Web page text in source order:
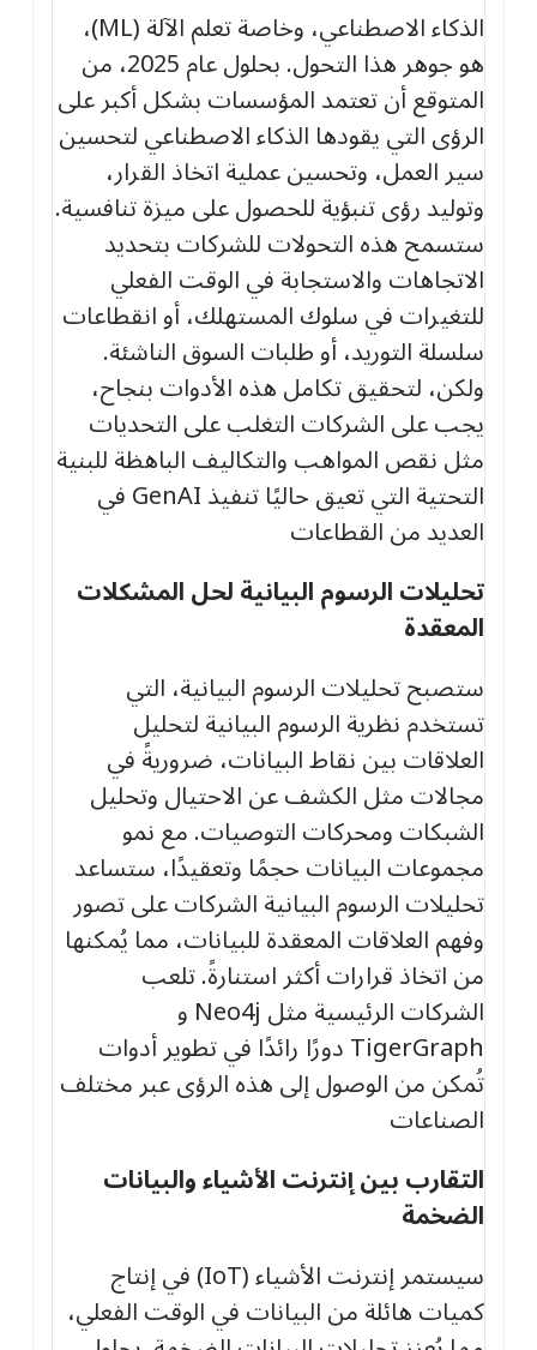
الذكاء الاصطناعي، وخاصة تعلم الآلة (ML)،
هو جوهر هذا التحول. بحلول عام 2025، من
المتوقع أن تعتمد المؤسسات بشكل أكبر على
الرؤى التي يقودها الذكاء الاصطناعي لتحسين
سير العمل، وتحسين عملية اتخاذ القرار،
وتوليد رؤى تنبؤية للحصول على ميزة تنافسية.
ستسمح هذه التحولات للشركات بتحديد
الاتجاهات والاستجابة في الوقت الفعلي
للتغيرات في سلوك المستهلك، أو انقطاعات
سلسلة التوريد، أو طلبات السوق الناشئة.
ولكن، لتحقيق تكامل هذه الأدوات بنجاح،
يجب على الشركات التغلب على التحديات
مثل نقص المواهب والتكاليف الباهظة للبنية
التحتية التي تعيق حاليًا تنفيذ GenAI في
العديد من القطاعات
تحليلات الرسوم البيانية لحل المشكلات
المعقدة
ستصبح تحليلات الرسوم البيانية، التي
تستخدم نظرية الرسوم البيانية لتحليل
العلاقات بين نقاط البيانات، ضروريةً في
مجالات مثل الكشف عن الاحتيال وتحليل
الشبكات ومحركات التوصيات. مع نمو
مجموعات البيانات حجمًا وتعقيدًا، ستساعد
تحليلات الرسوم البيانية الشركات على تصور
وفهم العلاقات المعقدة للبيانات، مما يُمكنها
من اتخاذ قرارات أكثر استنارةً. تلعب
الشركات الرئيسية مثل Neo4j و
TigerGraph دورًا رائدًا في تطوير أدوات
تُمكن من الوصول إلى هذه الرؤى عبر مختلف
الصناعات
التقارب بين إنترنت الأشياء والبيانات
الضخمة
سيستمر إنترنت الأشياء (IoT) في إنتاج
كميات هائلة من البيانات في الوقت الفعلي،